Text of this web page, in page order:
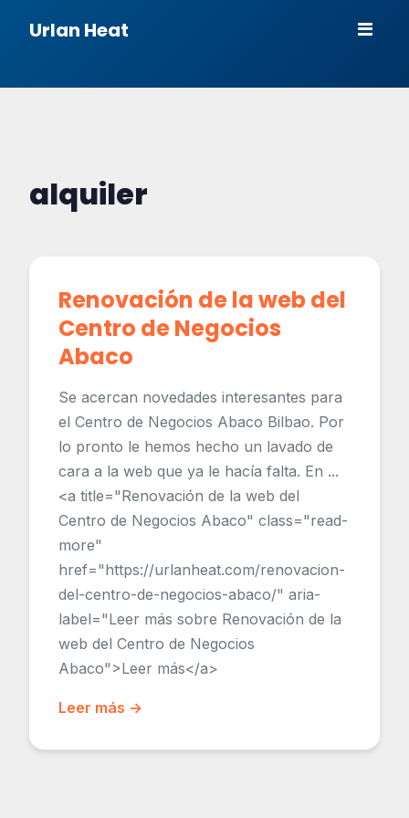
Urlan Heat
alquiler
Renovación de la web del
Centro de Negocios
Abaco
Se acercan novedades interesantes para
el Centro de Negocios Abaco Bilbao. Por
lo pronto le hemos hecho un lavado de
cara a la web que ya le hacía falta. En ...
<a title="Renovación de la web del
Centro de Negocios Abaco" class="read-
more"
href="https://urlanheat.com/renovacion-
del-centro-de-negocios-abaco/" aria-
label="Leer más sobre Renovación de la
web del Centro de Negocios
Abaco">Leer más</a>
Leer más →